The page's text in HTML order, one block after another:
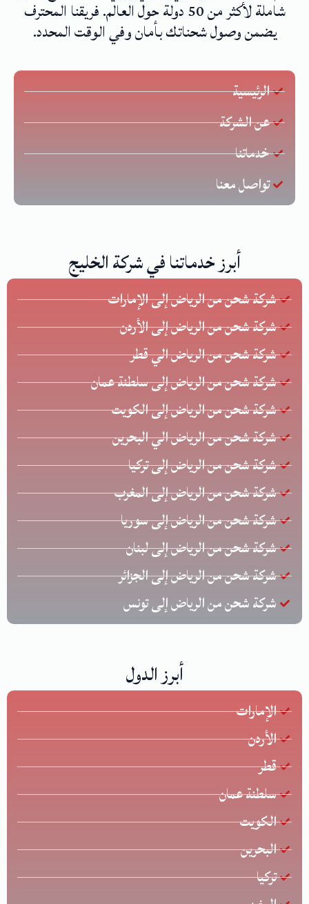
شاملة لأكثر من 50 دولة حول العالم. فريقنا المحترف
يضمن وصول شحناتك بأمان وفي الوقت المحدد.
الرئيسية
عن الشركة
خدماتنا
تواصل معنا
أبرز خدماتنا في شركة الخليج
شركة شحن من الرياض إلى الإمارات
شركة شحن من الرياض إلى الأردن
شركة شحن من الرياض الي قطر
شركة شحن من الرياض إلى سلطنة عمان
شركة شحن من الرياض إلى الكويت
شركة شحن من الرياض الي البحرين
شركة شحن من الرياض إلى تركيا
شركة شحن من الرياض إلى المغرب
شركة شحن من الرياض إلى سوريا
شركة شحن من الرياض إلى لبنان
شركة شحن من الرياض إلى الجزائر
شركة شحن من الرياض إلى تونس
أبرز الدول
الإمارات
الأردن
قطر
سلطنة عمان
الكويت
البحرين
تركيا